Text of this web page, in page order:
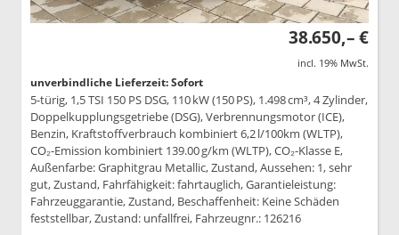
38.650,– €
incl. 19% MwSt.
unverbindliche Lieferzeit: Sofort
5-türig, 1,5 TSI 150 PS DSG, 110 kW (150 PS), 1.498 cm³, 4 Zylinder,
Doppelkupplungsgetriebe (DSG), Verbrennungsmotor (ICE),
Benzin, Kraftstoffverbrauch kombiniert 6,2 l/100km (WLTP),
CO₂-Emission kombiniert 139.00 g/km (WLTP), CO₂-Klasse E,
Außenfarbe: Graphitgrau Metallic, Zustand, Aussehen: 1, sehr
gut, Zustand, Fahrfähigkeit: fahrtauglich, Garantieleistung:
Fahrzeuggarantie, Zustand, Beschaffenheit: Keine Schäden
feststellbar, Zustand: unfallfrei, Fahrzeugnr.: 126216